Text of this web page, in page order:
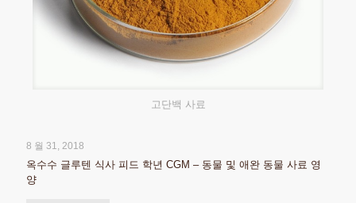
고단백 사료
8 월 31, 2018
옥수수 글루텐 식사 피드 학년 CGM – 동물 및 애완 동물 사료 영
양